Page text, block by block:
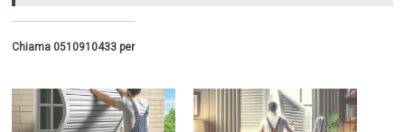
Chiama 0510910433 per